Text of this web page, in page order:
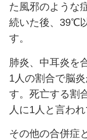
た風邪のような
続いた後、 39℃
す。
肺炎、中耳炎を
1人の割合で脳
す。死亡する割
人に1人と言われ
その他の合併症